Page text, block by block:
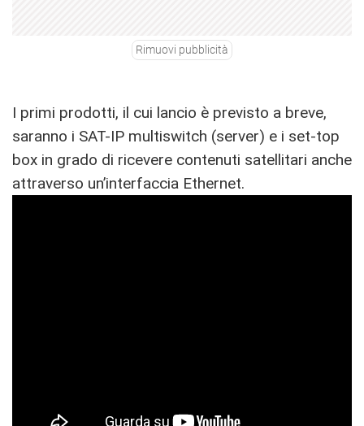
Rimuovi pubblicità
I primi prodotti, il cui lancio è previsto a breve,
saranno i SAT-IP multiswitch (server) e i set-top
box in grado di ricevere contenuti satellitari anche
attraverso un’interfaccia Ethernet.